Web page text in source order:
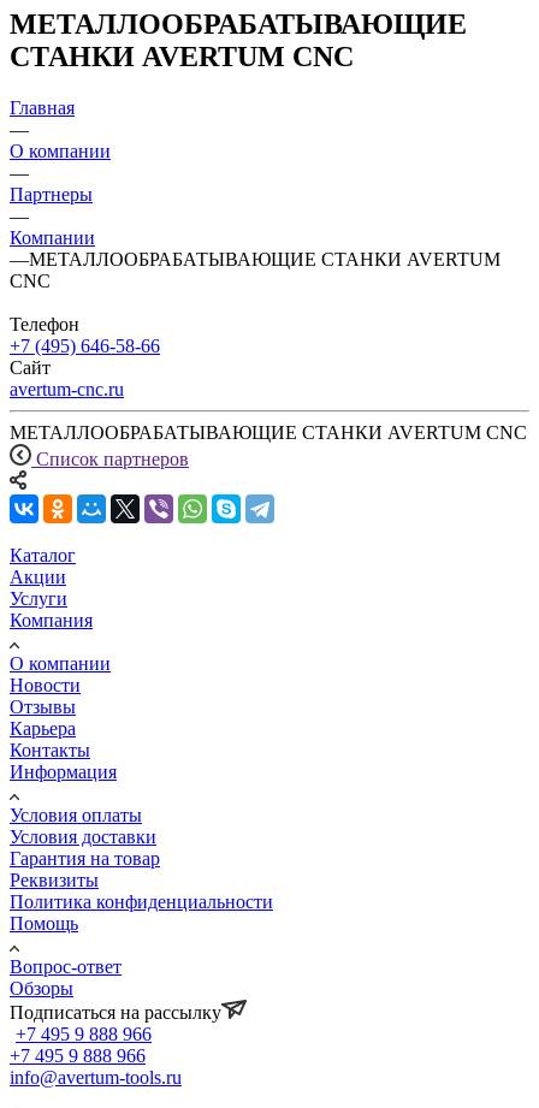
МЕТАЛЛООБРАБАТЫВАЮЩИЕ
СТАНКИ AVERTUM CNC
Главная
—
О компании
—
Партнеры
—
Компании
—МЕТАЛЛООБРАБАТЫВАЮЩИЕ СТАНКИ AVERTUM
CNC
Телефон
+7 (495) 646-58-66
Сайт
avertum-cnc.ru
МЕТАЛЛООБРАБАТЫВАЮЩИЕ СТАНКИ AVERTUM CNC
Список партнеров
Каталог
Акции
Услуги
Компания
О компании
Новости
Отзывы
Карьера
Контакты
Информация
Условия оплаты
Условия доставки
Гарантия на товар
Реквизиты
Политика конфиденциальности
Помощь
Вопрос-ответ
Обзоры
Подписаться на рассылку
+7 495 9 888 966
+7 495 9 888 966
info@avertum-tools.ru